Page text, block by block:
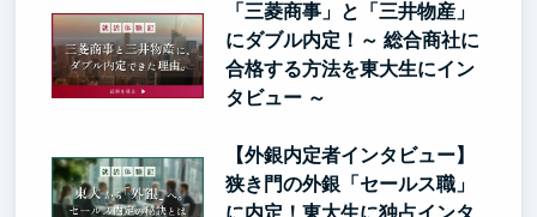
「三菱商事」と「三井物産」
にダブル内定！～ 総合商社に
合格する方法を東大生にイン
タビュー ～
【外銀内定者インタビュー】
狭き門の外銀「セールス職」